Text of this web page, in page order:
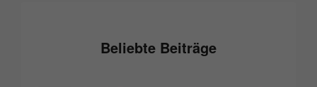
Beliebte Beiträge